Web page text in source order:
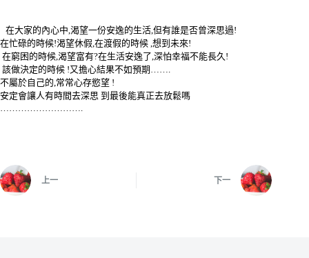
在大家的內心中,渴望一份安逸的生活,但有誰是否曾深思過!
在忙碌的時候!渴望休假,在渡假的時候 ,想到未來!
在窮困的時候,渴望富有?在生活安逸了,深怕幸福不能長久!
該做決定的時候 !又擔心結果不如預期…….
不屬於自己的,常常心存慾望 !
安定會讓人有時間去深思 到最後能真正去放鬆嗎
上一 下一